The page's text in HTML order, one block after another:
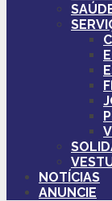
NOTÍCIAS
ANUNCIE